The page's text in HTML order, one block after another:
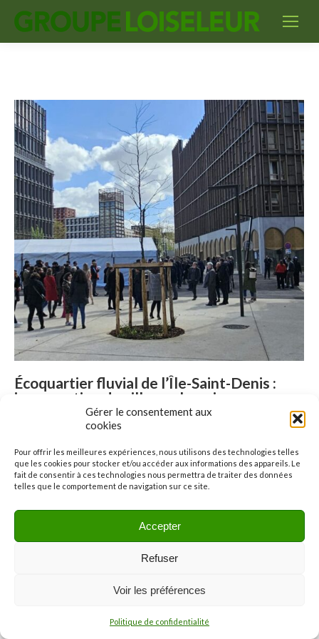
Gérer le consentement aux
cookies
Pour offrir les meilleures expériences, nous utilisons des technologies telles
que les cookies pour stocker et/ou accéder aux informations des appareils. Le
fait de consentir à ces technologies nous permettra de traiter des données
telles que le comportement de navigation sur ce site.
Accepter
Refuser
Voir les préférences
Politique de confidentialité
Écoquartier fluvial de l’Île-Saint-Denis :
inauguration du village olympique
AdminGroupeLoiseleur#
mois d’avril 2024.
Menu